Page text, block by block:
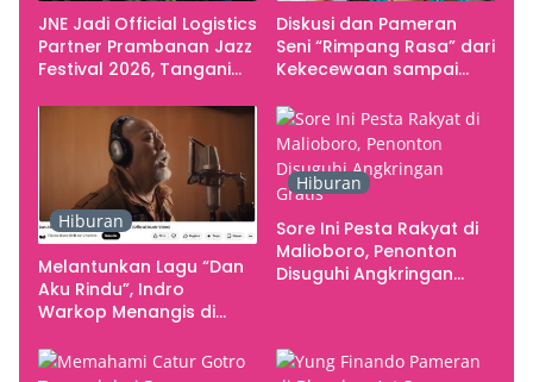
JNE Jadi Official Logistics
Partner Prambanan Jazz
Festival 2026, Tangani
Kebutuhan Konser
Diskusi dan Pameran
Seni “Rimpang Rasa” dari
Kekecewaan sampai
Yogyakarta sebagai
Pusat Pergerakan Seni
Rupa Indonesia
Hiburan
Melantunkan Lagu “Dan
Aku Rindu”, Indro
Warkop Menangis di
Hiburan
Sore Ini Pesta Rakyat di
Malioboro, Penonton
Disuguhi Angkringan